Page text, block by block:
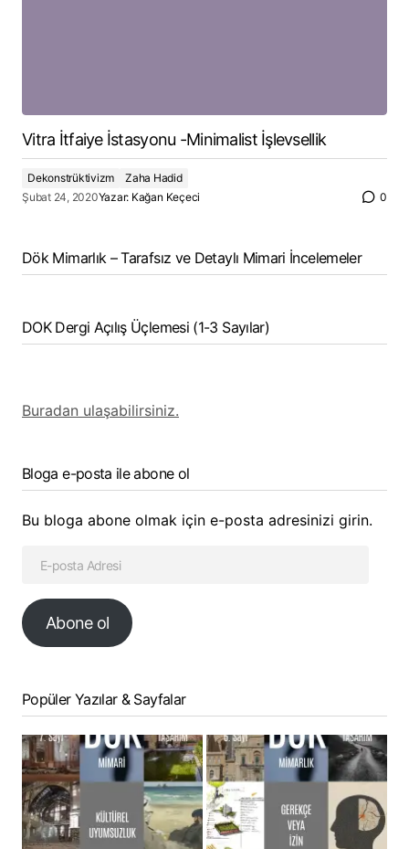
Vitra İtfaiye İstasyonu -Minimalist İşlevsellik
Dekonstrüktivizm
Zaha Hadid
Şubat 24, 2020Yazar: Kağan Keçeci 0
Dök Mimarlık – Tarafsız ve Detaylı Mimari İncelemeler
DOK Dergi Açılış Üçlemesi (1-3 Sayılar)
Buradan ulaşabilirsiniz.
Bloga e-posta ile abone ol
Bu bloga abone olmak için e-posta adresinizi girin.
Abone ol
Popüler Yazılar & Sayfalar